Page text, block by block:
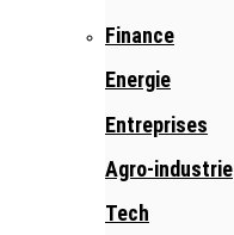
Finance
Energie
Entreprises
Agro-industrie
Tech